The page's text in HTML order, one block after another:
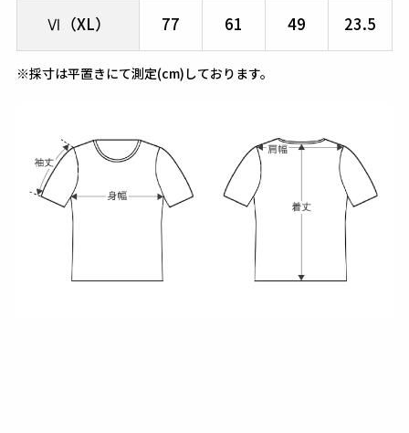
Ⅵ（XL） 77 61 49 23.5
※採寸は平置きにて測定(cm)しております。